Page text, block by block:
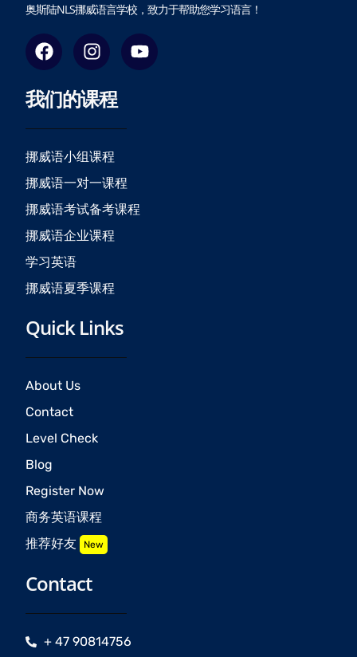
奥斯陆NLS挪威语言学校，致力于帮助您学习语言！
F
a
e
b
o
o
k
I
n
t
a
g
r
a
m
Y
o
我们的课程
挪威语小组课程
挪威语一对一课程
挪威语考试备考课程
挪威语企业课程
学习英语
挪威语夏季课程
Quick Links
About Us
Contact
Level Check
Blog
Register Now
商务英语课程
推荐好友 New
Contact
+ 47 90814756